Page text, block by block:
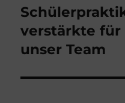
verstärkte für
unser Team